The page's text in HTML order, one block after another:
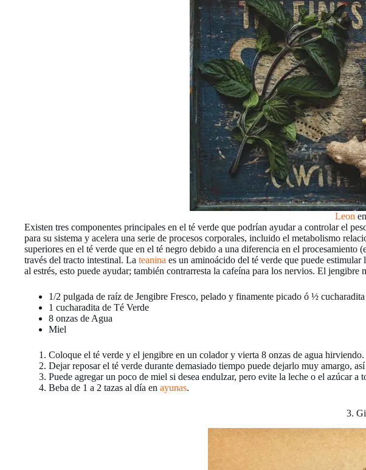
Leon
Existen tres componentes principales en el té verde que podrían ayudar a controlar el
para su sistema y acelera una serie de procesos corporales, incluido el metabolismo
superiores en el té verde que en el té negro debido a una diferencia en el procesamiento
través del tracto intestinal. La teanina es un aminoácido del té verde que puede
al estrés, esto puede ayudar; también contrarresta la cafeína para los nervios. El jengibre
1/2 pulgada de raíz de Jengibre Fresco, pelado y finamente picado ó ½
1 cucharadita de Té Verde
8 onzas de Agua
Miel
Coloque el té verde y el jengibre en un colador y vierta 8 onzas de agua hirviendo.
Dejar reposar el té verde durante demasiado tiempo puede dejarlo muy amargo,
Puede agregar un poco de miel si desea endulzar, pero evite la leche o el azúcar a
Beba de 1 a 2 tazas al día en ayunas.
3.